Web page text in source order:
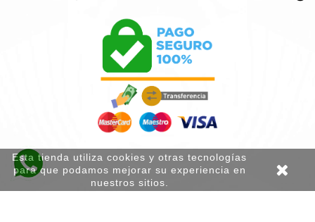
Esta tienda utiliza cookies y otras tecnologías
para que podamos mejorar su experiencia en
nuestros sitios.